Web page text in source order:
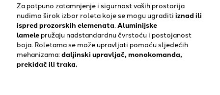
Za potpuno zatamnjenje i sigurnost vaših prostorija
nudimo širok izbor roleta koje se mogu ugraditi iznad ili
ispred prozorskih elemenata. Aluminijske
lamelepružaju nadstandardnu čvrstoću i postojanost
boja. Roletama se može upravljati pomoću sljedećih
mehanizama: daljinski upravljač, monokomanda,
prekidač ili traka.